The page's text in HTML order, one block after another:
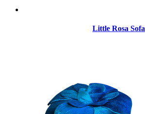
Little Rosa Sofa